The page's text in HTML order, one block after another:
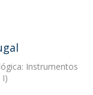
Instrumentos
I)